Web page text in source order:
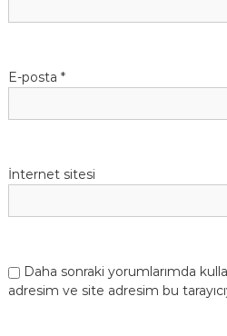
E-posta *
İnternet sitesi
Daha sonraki yorumlarımda
adresim ve site adresim bu